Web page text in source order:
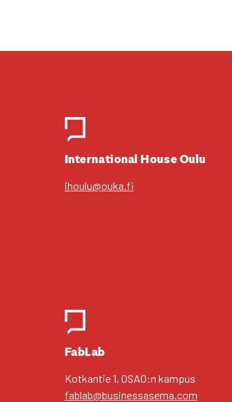
Inter­na­tio­nal House Oulu
ihoulu@ouka.fi
FabLab
Kot­kan­tie 1, OSAO:n kam­pus
fablab@businessasema.com